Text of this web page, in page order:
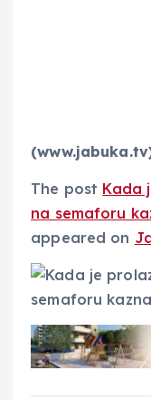
The post Kada
na semaforu
appeared on